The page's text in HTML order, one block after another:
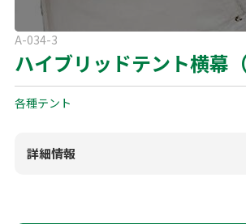
電話お問い合わせ
板付店 092-589-
※最終受付16:30まで
スポーツ
ハイブリッドテント横幕
A-034-3
各種テント
詳細情報